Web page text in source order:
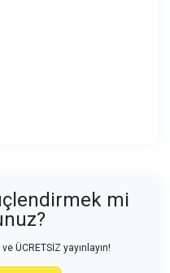
mi
ÜCRETSİZ yayınlayın!